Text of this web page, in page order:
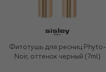
Фитотушь для ресниц Phyto-
Noir, оттенок черный (7ml)